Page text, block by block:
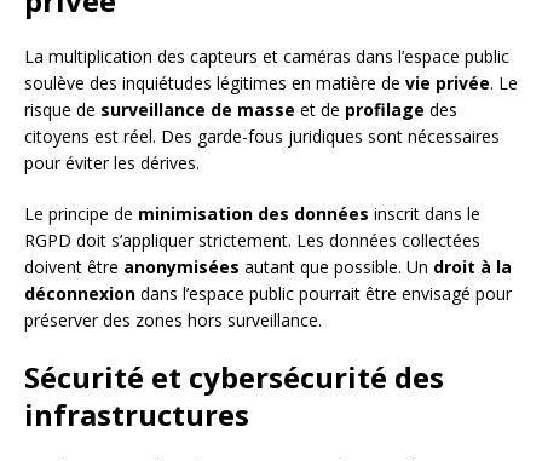
La multiplication des capteurs et caméras dans l’espace public
soulève des inquiétudes légitimes en matière de vie privée. Le
risque de surveillance de masse et de profilage des
citoyens est réel. Des garde-fous juridiques sont nécessaires
pour éviter les dérives.
Le principe de minimisation des données inscrit dans le
RGPD doit s’appliquer strictement. Les données collectées
doivent être anonymisées autant que possible. Un droit à la
déconnexion dans l’espace public pourrait être envisagé pour
préserver des zones hors surveillance.
Sécurité et cybersécurité des
infrastructures